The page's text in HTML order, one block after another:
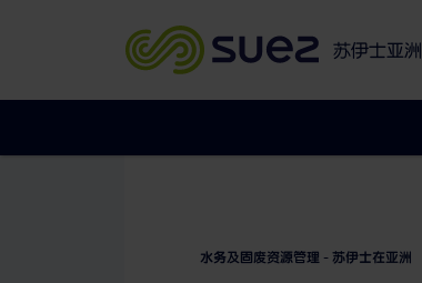
苏伊士亚洲
水务及固废资源管理 - 苏伊士在亚洲